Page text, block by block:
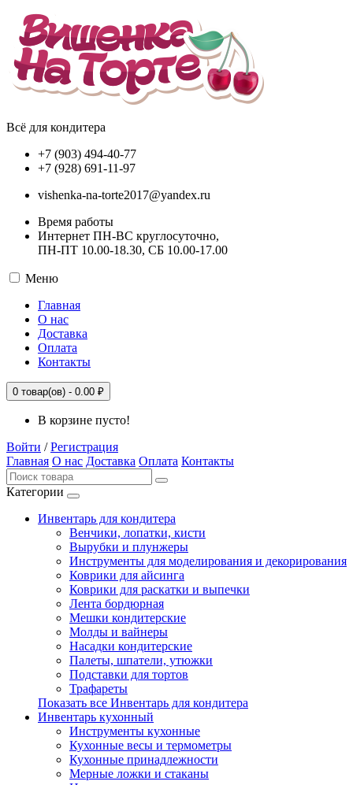
Всё для кондитера
+7 (903) 494-40-77
+7 (928) 691-11-97
vishenka-na-torte2017@yandex.ru
Время работы
Интернет ПН-ВС круглосуточно,
ПН-ПТ 10.00-18.30, СБ 10.00-17.00
Меню
Главная
О нас
Доставка
Оплата
Контакты
0 товар(ов) - 0.00 ₽
В корзине пусто!
Войти /Регистрация
Главная О нас Доставка Оплата Контакты
Категории
Инвентарь для кондитера
Венчики, лопатки, кисти
Вырубки и плунжеры
Инструменты для моделирования и декорирования
Коврики для айсинга
Коврики для раскатки и выпечки
Лента бордюрная
Мешки кондитерские
Молды и вайнеры
Насадки кондитерские
Палеты, шпатели, утюжки
Подставки для тортов
Трафареты
Показать все Инвентарь для кондитера
Инвентарь кухонный
Инструменты кухонные
Кухонные весы и термометры
Кухонные принадлежности
Мерные ложки и стаканы